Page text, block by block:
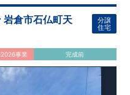
岩倉市石仏町天
分譲
住宅
事業 完成前